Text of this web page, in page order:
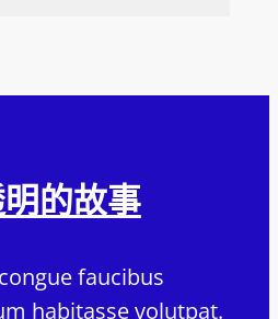
的故事
faucibus
habitasse volutpat.